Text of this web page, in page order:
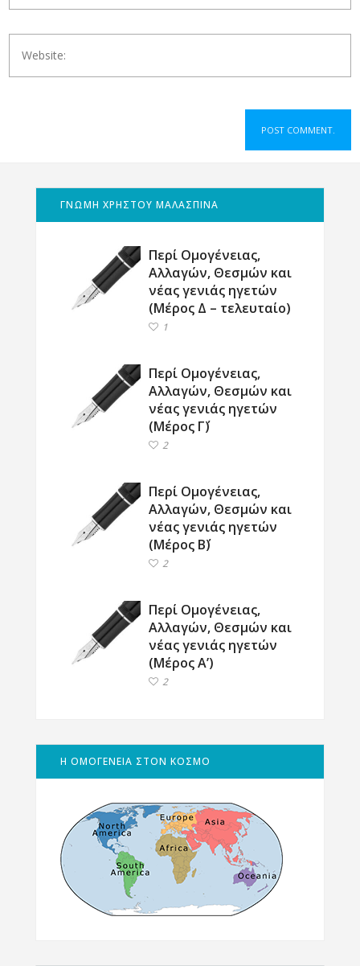
ΓΝΩΜΗ ΧΡΗΣΤΟΥ ΜΑΛΑΣΠΙΝΑ
Περί Ομογένειας,
Αλλαγών, Θεσμών και
νέας γενιάς ηγετών
(Μέρος Δ – τελευταίο)
1
Περί Ομογένειας,
Αλλαγών, Θεσμών και
νέας γενιάς ηγετών
(Μέρος Γ΄)
2
Περί Ομογένειας,
Αλλαγών, Θεσμών και
νέας γενιάς ηγετών
(Μέρος Β΄)
2
Περί Ομογένειας,
Αλλαγών, Θεσμών και
νέας γενιάς ηγετών
(Μέρος Α’)
2
Η ΟΜΟΓΕΝΕΙΑ ΣΤΟΝ ΚΟΣΜΟ